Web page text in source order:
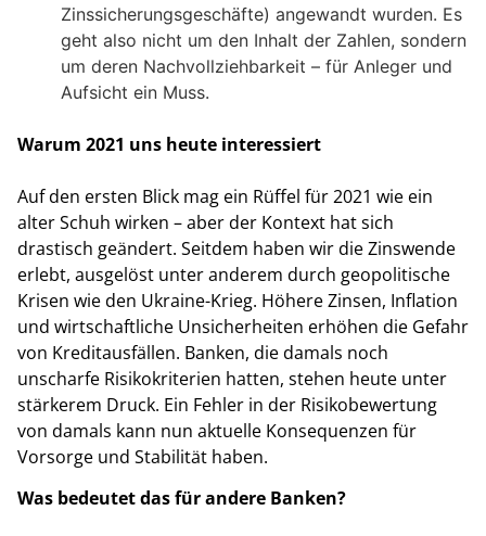
Zinssicherungsgeschäfte) angewandt wurden. Es
geht also nicht um den Inhalt der Zahlen, sondern
um deren Nachvollziehbarkeit – für Anleger und
Aufsicht ein Muss.
Warum 2021 uns heute interessiert
Auf den ersten Blick mag ein Rüffel für 2021 wie ein
alter Schuh wirken – aber der Kontext hat sich
drastisch geändert. Seitdem haben wir die Zinswende
erlebt, ausgelöst unter anderem durch geopolitische
Krisen wie den Ukraine-Krieg. Höhere Zinsen, Inflation
und wirtschaftliche Unsicherheiten erhöhen die Gefahr
von Kreditausfällen. Banken, die damals noch
unscharfe Risikokriterien hatten, stehen heute unter
stärkerem Druck. Ein Fehler in der Risikobewertung
von damals kann nun aktuelle Konsequenzen für
Vorsorge und Stabilität haben.
Was bedeutet das für andere Banken?